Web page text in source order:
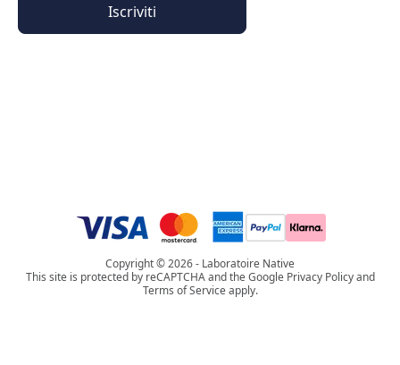
Iscriviti
Copyright © 2026 - Laboratoire Native
This site is protected by reCAPTCHA and the Google Privacy Policy and
Terms of Service apply.